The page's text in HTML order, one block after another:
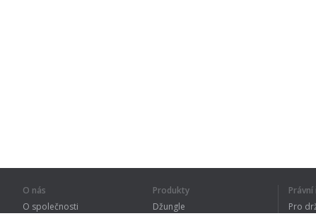
O nás
O společnosti
Produkty
Džungle
Pro